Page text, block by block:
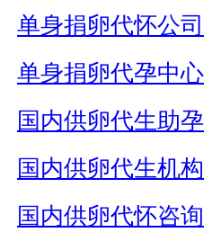
单身捐卵代怀公司
单身捐卵代孕中心
国内供卵代生助孕
国内供卵代生机构
国内供卵代怀咨询